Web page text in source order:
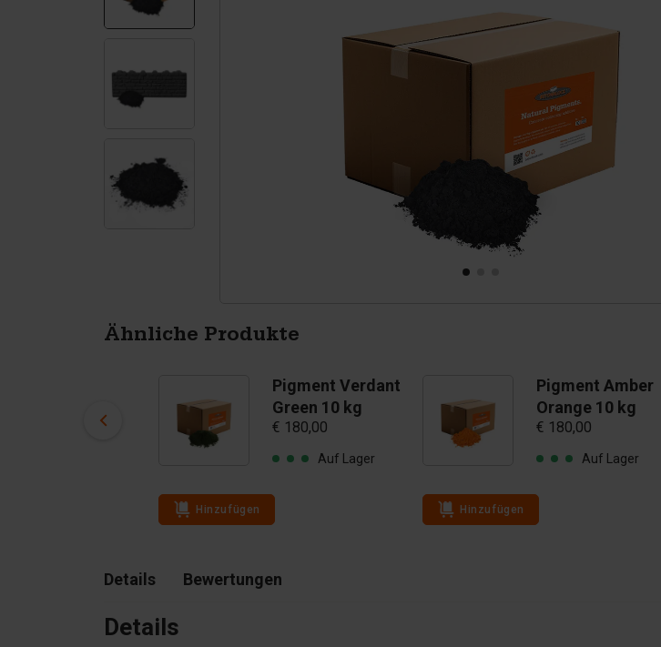
Betonplatten
Zubehör
Ersatzteile
Ähnliche Produkte
Pigment Verdant
Green 10 kg
€ 180,00
Auf Lager
Hinzufügen
Pigment Amber
Orange 10 kg
€ 180,00
Auf Lager
Hinzufügen
Details Bewertungen
Details